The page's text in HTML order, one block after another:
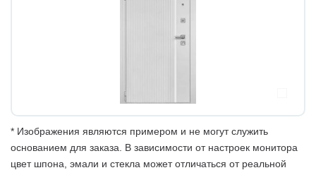
* Изображения являются примером и не могут служить
основанием для заказа. В зависимости от настроек монитора
цвет шпона, эмали и стекла может отличаться от реальной